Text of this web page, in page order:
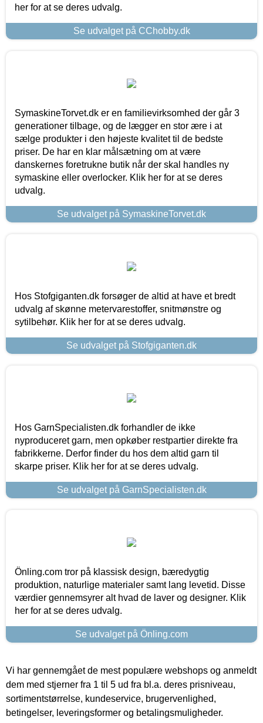
her for at se deres udvalg.
Se udvalget på CChobby.dk
SymaskineTorvet.dk er en familievirksomhed der går 3
generationer tilbage, og de lægger en stor ære i at
sælge produkter i den højeste kvalitet til de bedste
priser. De har en klar målsætning om at være
danskernes foretrukne butik når der skal handles ny
symaskine eller overlocker. Klik her for at se deres
udvalg.
Se udvalget på SymaskineTorvet.dk
Hos Stofgiganten.dk forsøger de altid at have et bredt
udvalg af skønne metervarestoffer, snitmønstre og
sytilbehør. Klik her for at se deres udvalg.
Se udvalget på Stofgiganten.dk
Hos GarnSpecialisten.dk forhandler de ikke
nyproduceret garn, men opkøber restpartier direkte fra
fabrikkerne. Derfor finder du hos dem altid garn til
skarpe priser. Klik her for at se deres udvalg.
Se udvalget på GarnSpecialisten.dk
Önling.com tror på klassisk design, bæredygtig
produktion, naturlige materialer samt lang levetid. Disse
værdier gennemsyrer alt hvad de laver og designer. Klik
her for at se deres udvalg.
Se udvalget på Önling.com
Vi har gennemgået de mest populære webshops og anmeldt
dem med stjerner fra 1 til 5 ud fra bl.a. deres prisniveau,
sortimentstørrelse, kundeservice, brugervenlighed,
betingelser, leveringsformer og betalingsmuligheder.